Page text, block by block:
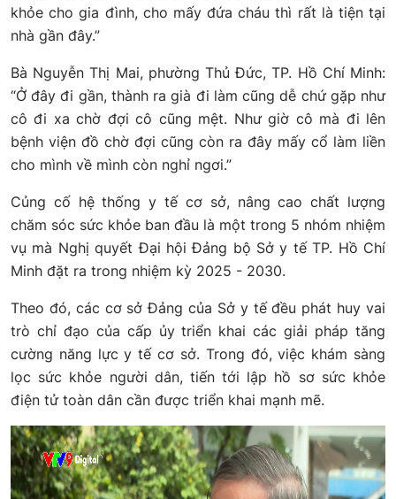
khỏe cho gia đình, cho mấy đứa cháu thì rất là tiện tại
nhà gần đây.”
Bà Nguyễn Thị Mai, phường Thủ Đức, TP. Hồ Chí Minh:
“Ở đây đi gần, thành ra già đi làm cũng dễ chứ gặp như
cô đi xa chờ đợi cô cũng mệt. Như giờ cô mà đi lên
bệnh viện đồ chờ đợi cũng còn ra đây mấy cổ làm liền
cho mình về mình còn nghỉ ngơi.”
Củng cố hệ thống y tế cơ sở, nâng cao chất lượng
chăm sóc sức khỏe ban đầu là một trong 5 nhóm nhiệm
vụ mà Nghị quyết Đại hội Đảng bộ Sở y tế TP. Hồ Chí
Minh đặt ra trong nhiệm kỳ 2025 - 2030.
Theo đó, các cơ sở Đảng của Sở y tế đều phát huy vai
trò chỉ đạo của cấp ủy triển khai các giải pháp tăng
cường năng lực y tế cơ sở. Trong đó, việc khám sàng
lọc sức khỏe người dân, tiến tới lập hồ sơ sức khỏe
điện tử toàn dân cần được triển khai mạnh mẽ.